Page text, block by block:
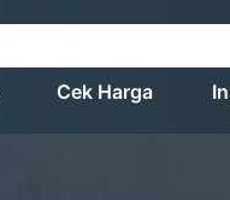
Cek Harga